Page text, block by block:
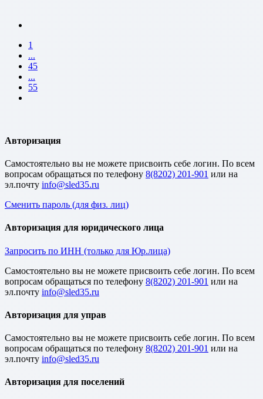
1
...
45
...
55
Авторизация
Cамостоятельно вы не можете присвоить себе логин. По всем
вопросам обращаться по телефону 8(8202) 201-901 или на
эл.почту
Сменить пароль (для физ. лиц)
Авторизация для юридического лица
Запросить по ИНН (только для Юр.лица)
Cамостоятельно вы не можете присвоить себе логин. По всем
вопросам обращаться по телефону 8(8202) 201-901 или на
эл.почту
Авторизация для управ
Cамостоятельно вы не можете присвоить себе логин. По всем
вопросам обращаться по телефону 8(8202) 201-901 или на
эл.почту
Авторизация для поселений